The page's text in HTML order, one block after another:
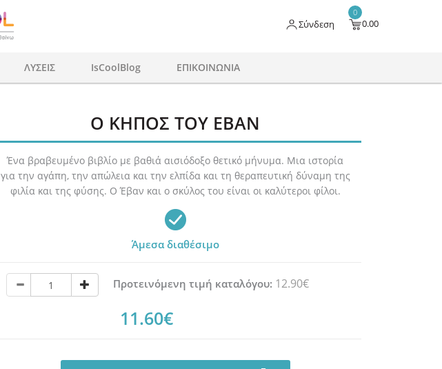
Σύνδεση 0.00
0
ΛΥΣΕΙΣ IsCoolBlog ΕΠΙΚΟΙΝΩΝΙΑ
Ο ΚΗΠΟΣ ΤΟΥ ΕΒΑΝ
Ένα βραβευμένο βιβλίο με βαθιά αισιόδοξο θετικό μήνυμα. Μια ιστορία
για την αγάπη, την απώλεια και την ελπίδα και τη θεραπευτική δύναμη της
φιλία και της φύσης. Ο Έβαν και ο σκύλος του είναι οι καλύτεροι φίλοι.
Άμεσα διαθέσιμο
Προτεινόμενη τιμή καταλόγου: 12.90€
11.60€